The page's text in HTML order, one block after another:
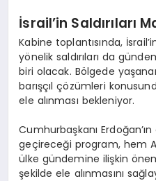
İsrail’in Saldırıları
Kabine toplantısında,
yönelik saldırıları da
biri olacak. Bölgede
barışçıl çözümleri
ele alınması bekleniyor.
Cumhurbaşkanı
geçireceği program, hem
ülke gündemine ilişkin
şekilde ele alınmasını